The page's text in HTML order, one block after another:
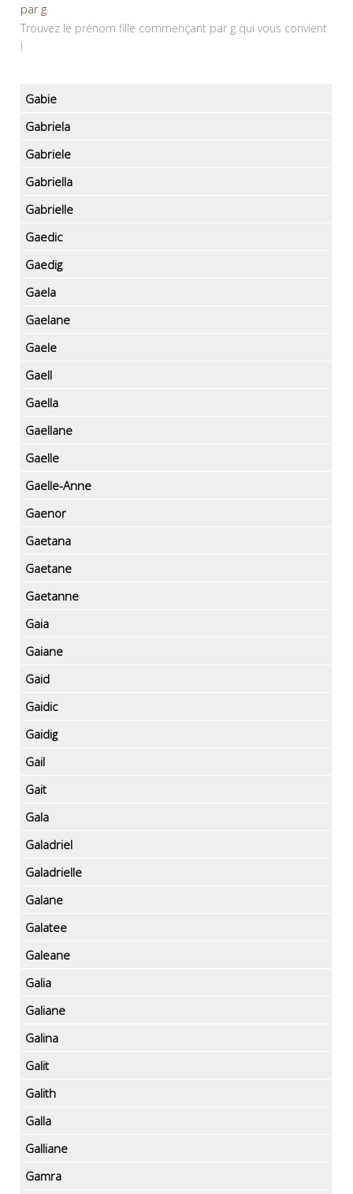
par g
Trouvez le prénom fille commençant par g qui vous convient
!
Gabie
Gabriela
Gabriele
Gabriella
Gabrielle
Gaedic
Gaedig
Gaela
Gaelane
Gaele
Gaell
Gaella
Gaellane
Gaelle
Gaelle-Anne
Gaenor
Gaetana
Gaetane
Gaetanne
Gaia
Gaiane
Gaid
Gaidic
Gaidig
Gail
Gait
Gala
Galadriel
Galadrielle
Galane
Galatee
Galeane
Galia
Galiane
Galina
Galit
Galith
Galla
Galliane
Gamra